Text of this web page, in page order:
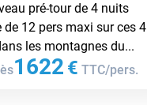
pré-tour de 4 nuits
de 12 pers maxi sur ces 4
les montagnes du...
1622 € TTC/pers.